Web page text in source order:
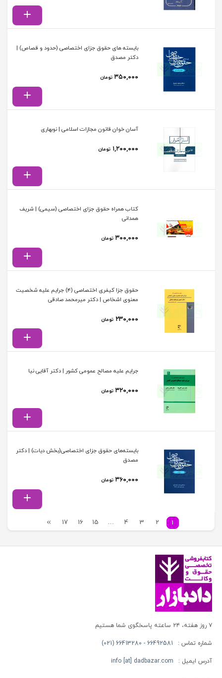
بایسته های حقوق جزای اختصاصی (حدود و قصاص) |
دکتر مصدق
۳۵۰,۰۰۰ تومان
آسان خوان قانون مجازات اسلامی | نوبهاری
۱,۲۰۰,۰۰۰ تومان
کتاب همراه حقوق جزای اختصاصی (سیمی) | شریف
همدانی
۳۰۰,۰۰۰ تومان
حقوق جزا کیفری اختصاصی (۴) جرایم علیه شخصیت
معنوی اشخاص | دکتر میرمحمد صادقی
۲۳۰,۰۰۰ تومان
جرایم علیه مصالح عمومی کشور | دکتر آقایی نیا
۳۲۰,۰۰۰ تومان
بایسته‌های حقوق جزای اختصاصی(بخش دیات) | دکتر
مصدق
۳۶۰,۰۰۰ تومان
1
2
3
4
…
15
16
17
۷ روز هفته، ۲۴ ساعته پاسخگوی شما هستیم
شماره تماس : 66492581 - 66413280 (021)
آدرس ایمیل : info [at] dadbazar.com